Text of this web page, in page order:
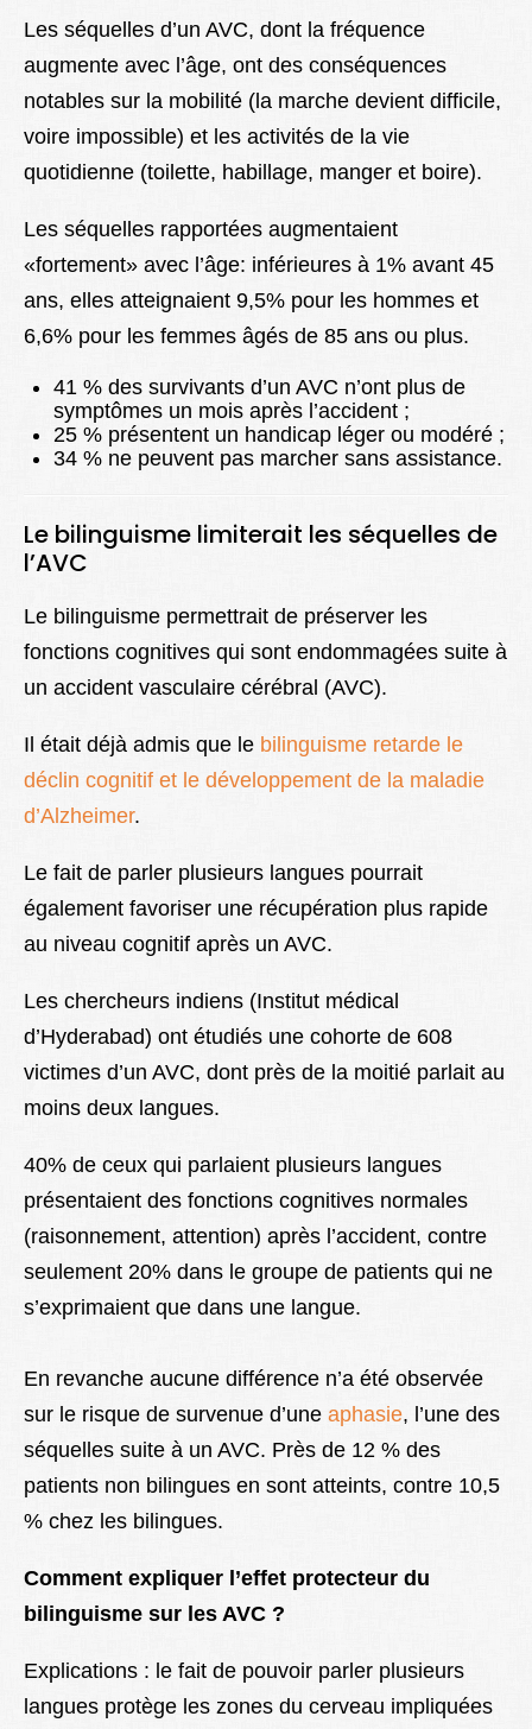
Les séquelles d’un AVC, dont la fréquence
augmente avec l’âge, ont des conséquences
notables sur la mobilité (la marche devient difficile,
voire impossible) et les activités de la vie
quotidienne (toilette, habillage, manger et boire).
Les séquelles rapportées augmentaient
«fortement» avec l’âge: inférieures à 1% avant 45
ans, elles atteignaient 9,5% pour les hommes et
6,6% pour les femmes âgés de 85 ans ou plus.
41 % des survivants d’un AVC n’ont plus de
symptômes un mois après l’accident ;
25 % présentent un handicap léger ou modéré ;
34 % ne peuvent pas marcher sans assistance.
Le bilinguisme limiterait les séquelles de
l’AVC
Le bilinguisme permettrait de préserver les
fonctions cognitives qui sont endommagées suite à
un accident vasculaire cérébral (AVC).
Il était déjà admis que le bilinguisme retarde le
déclin cognitif et le développement de la maladie
d’Alzheimer.
Le fait de parler plusieurs langues pourrait
également favoriser une récupération plus rapide
au niveau cognitif après un AVC.
Les chercheurs indiens (Institut médical
d’Hyderabad) ont étudiés une cohorte de 608
victimes d’un AVC, dont près de la moitié parlait au
moins deux langues.
40% de ceux qui parlaient plusieurs langues
présentaient des fonctions cognitives normales
(raisonnement, attention) après l’accident, contre
seulement 20% dans le groupe de patients qui ne
s’exprimaient que dans une langue.
En revanche aucune différence n’a été observée
sur le risque de survenue d’une aphasie, l’une des
séquelles suite à un AVC. Près de 12 % des
patients non bilingues en sont atteints, contre 10,5
% chez les bilingues.
Comment expliquer l’effet protecteur du
bilinguisme sur les AVC ?
Explications : le fait de pouvoir parler plusieurs
langues protège les zones du cerveau impliquées